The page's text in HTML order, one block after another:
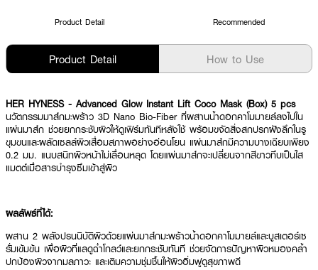
Product Detail Recommended
Product Detail How to Use
HER HYNESS - Advanced Glow Instant Lift Coco Mask (Box) 5 pcs
นวัตกรรมมาส์กมะพร้าว 3D Nano Bio-Fiber ที่ผสานน้ำดอกคาโมมายล์ลงไปใน
แผ่นมาส์ก ช่วยยกกระชับผิวให้ดูเฟิร์มทันทีหลังใช้ พร้อมขจัดสิ่งสกปรกฝังลึกในรู
ขุมขนและผลัดเซลล์ผิวเสื่อมสภาพอย่างอ่อนโยน แผ่นมาส์กมีความบางเฉียบเพียง
0.2 มม. แนบสนิทผิวหน้าไม่เลื่อนหลุด โดยแผ่นมาส์กจะเปลี่ยนจากสีขาวทึบเป็นใส
แมตต์เมื่อสารบำรุงซึมเข้าสู่ผิว
ผลลัพธ์ที่ได้:
ผสาน 2 พลังปรนนิบัติผิวด้วยแผ่นมาส์กมะพร้าวน้ำดอกคาโมมายล์และบูสเตอร์เซ
รั่มเข้มข้น เพื่อผิวที่แลดูฉ่ำโกลว์และยกกระชับทันที ช่วยจัดการปัญหาผิวหมองคล้ำ
ปกป้องผิวจากมลภาวะ และเติมความชุ่มชื้นให้ผิวอิ่มฟูดูสุขภาพดี